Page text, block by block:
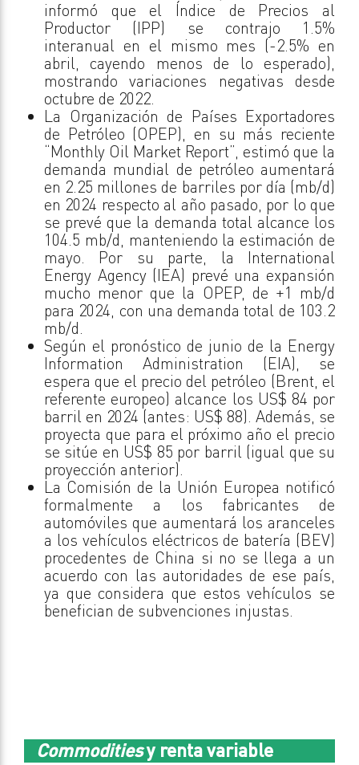
informó que el Índice de Precios al
Productor (IPP) se contrajo 1.5%
interanual en el mismo mes (-2.5% en
abril, cayendo menos de lo esperado),
mostrando variaciones negativas desde
octubre de 2022.
La Organización de Países Exportadores
de Petróleo (OPEP), en su más reciente
“Monthly Oil Market Report”, estimó que la
demanda mundial de petróleo aumentará
en 2.25 millones de barriles por día (mb/d)
en 2024 respecto al año pasado, por lo que
se prevé que la demanda total alcance los
104.5 mb/d, manteniendo la estimación de
mayo. Por su parte, la International
Energy Agency (IEA) prevé una expansión
mucho menor que la OPEP, de +1 mb/d
para 2024, con una demanda total de 103.2
mb/d.
Según el pronóstico de junio de la Energy
Information Administration (EIA), se
espera que el precio del petróleo (Brent, el
referente europeo) alcance los US$ 84 por
barril en 2024 (antes: US$ 88). Además, se
proyecta que para el próximo año el precio
se sitúe en US$ 85 por barril (igual que su
proyección anterior).
La Comisión de la Unión Europea notificó
formalmente a los fabricantes de
automóviles que aumentará los aranceles
a los vehículos eléctricos de batería (BEV)
procedentes de China si no se llega a un
acuerdo con las autoridades de ese país,
ya que considera que estos vehículos se
benefician de subvenciones injustas.
Commoditiesy renta variable